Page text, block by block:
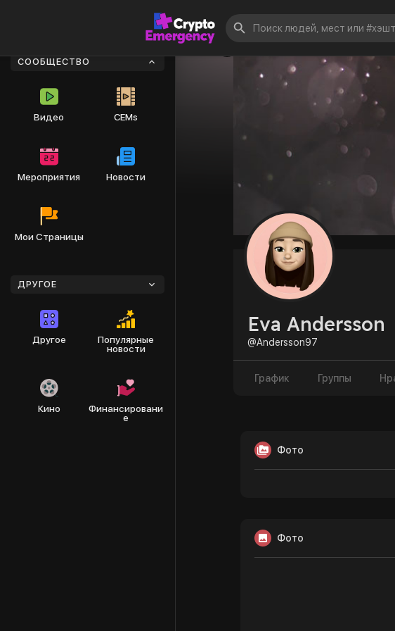
СООБЩЕСТВО
Видео CEMs
Мероприятия Новости
Мои Страницы
ДРУГОЕ
Другое
Популярные
новости
Кино
Финансировани
е
Eva Andersson
@Andersson97
График Группы
Фото
Фото